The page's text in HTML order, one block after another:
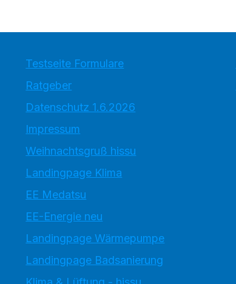
Testseite Formulare
Ratgeber
Datenschutz 1.6.2026
Impressum
Weihnachtsgruß hissu
Landingpage Klima
EE Medatsu
EE-Energie neu
Landingpage Wärmepumpe
Landingpage Badsanierung